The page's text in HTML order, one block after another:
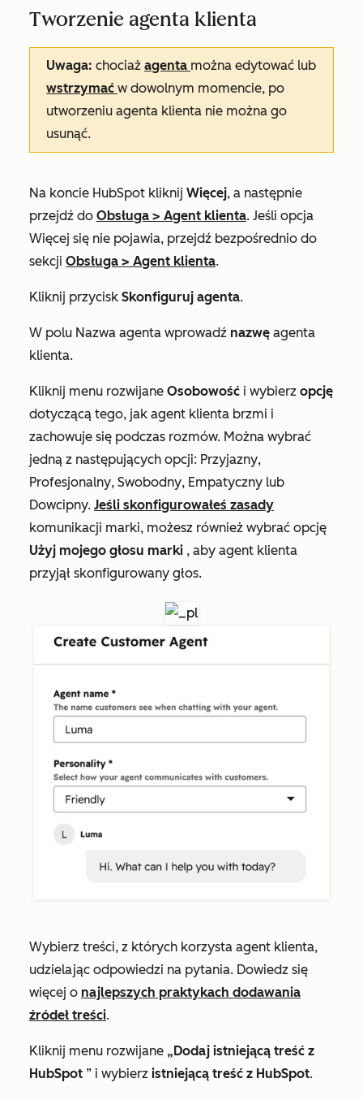
Tworzenie agenta klienta
Uwaga: chociaż agenta można edytować lub
wstrzymać w dowolnym momencie, po
utworzeniu agenta klienta nie można go
usunąć.
Na koncie HubSpot kliknij Więcej, a następnie
przejdź do Obsługa > Agent klienta. Jeśli opcja
Więcej się nie pojawia, przejdź bezpośrednio do
sekcji Obsługa > Agent klienta.
Kliknij przycisk Skonfiguruj agenta.
W polu Nazwa agenta wprowadź nazwę agenta
klienta.
Kliknij menu rozwijane Osobowość i wybierz opcję
dotyczącą tego, jak agent klienta brzmi i
zachowuje się podczas rozmów. Można wybrać
jedną z następujących opcji: Przyjazny,
Profesjonalny, Swobodny, Empatyczny lub
Dowcipny. Jeśli skonfigurowałeś zasady
komunikacji marki, możesz również wybrać opcję
Użyj mojego głosu marki , aby agent klienta
przyjął skonfigurowany głos.
Wybierz treści, z których korzysta agent klienta,
udzielając odpowiedzi na pytania. Dowiedz się
więcej o najlepszych praktykach dodawania
źródeł treści.
Kliknij menu rozwijane „Dodaj istniejącą treść z
HubSpot ” i wybierz istniejącą treść z HubSpot.